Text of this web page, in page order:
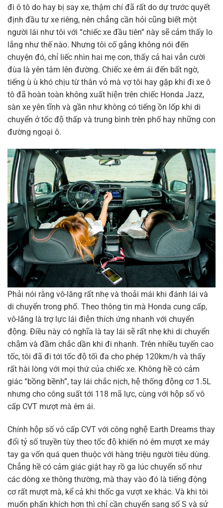
đi ô tô do hay bị say xe, thậm chí đã rất do dự trước quyết
định đầu tư xe riêng, nên chẳng cần hỏi cũng biết một
người lái như tôi với “chiếc xe đầu tiên” này sẽ cảm thấy lo
lắng như thế nào. Nhưng tôi cố gắng không nói đến
chuyện đó, chỉ liếc nhìn hai mẹ con, thấy cả hai vẫn cười
đùa là yên tâm lên đường. Chiếc xe êm ái đến bất ngờ,
tiếng ù ù khó chịu từ thân vỏ mà vợ tôi hay gặp khi đi xe ô
tô đã hoàn toàn không xuất hiện trên chiếc Honda Jazz,
sàn xe yên tĩnh và gần như không có tiếng ồn lốp khi di
chuyển ở tốc độ thấp và trung bình trên phố hay những con
đường ngoại ô.
Phải nói rằng vô-lăng rất nhẹ và thoải mái khi đánh lái và
di chuyển trong phố. Theo thông tin mà Honda cung cấp,
vô-lăng là trợ lực lái điện thích ứng nhanh với chuyển
động. Điều này có nghĩa là tay lái sẽ rất nhẹ khi di chuyển
chậm và đầm chắc dần khi đi nhanh. Trên nhiều tuyến cao
tốc, tôi đã đi tới tốc độ tối đa cho phép 120km/h và thấy
rất hài lòng với mọi thứ của chiếc xe. Không hề có cảm
giác “bồng bềnh”, tay lái chắc nịch, hệ thống động cơ 1.5L
nhưng cho công suất tới 118 mã lực, cùng với hộp số vô
cấp CVT mượt mà êm ái.
Chính hộp số vô cấp CVT với công nghệ Earth Dreams thay
đổi tỷ số truyền tùy theo tốc độ khiến nó êm mượt xe máy
tay ga vốn quá quen thuộc với hàng triệu người tiêu dùng.
Chẳng hề có cảm giác giật hay rồ ga lúc chuyển số như
các dòng xe thông thường, mà thay vào đó là tiếng động
cơ rất mượt mà, kể cả khi thốc ga vượt xe khác. Và khi tôi
muốn phấn khích hơn thì chỉ cần chuyển sang số S và sử